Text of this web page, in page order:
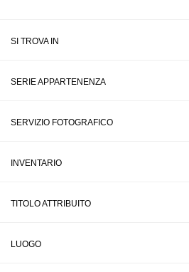
SI TROVA IN
SERIE APPARTENENZA
SERVIZIO FOTOGRAFICO
INVENTARIO
TITOLO ATTRIBUITO
LUOGO